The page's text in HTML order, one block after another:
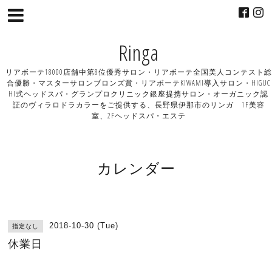
Ringa
リアボーテ18000店舗中第8位優秀サロン・リアボーテ全国美人コンテスト総
合優勝・マスターサロンブロンズ賞・リアボーテKIWAMI導入サロン・HIGUC
HI式ヘッドスパ・グランプロクリニック銀座提携サロン・オーガニック認
証のヴィラロドラカラーをご提供する、長野県伊那市のリンガ 1F美容
室、2Fヘッドスパ・エステ
カレンダー
指定なし 2018-10-30 (Tue)
休業日